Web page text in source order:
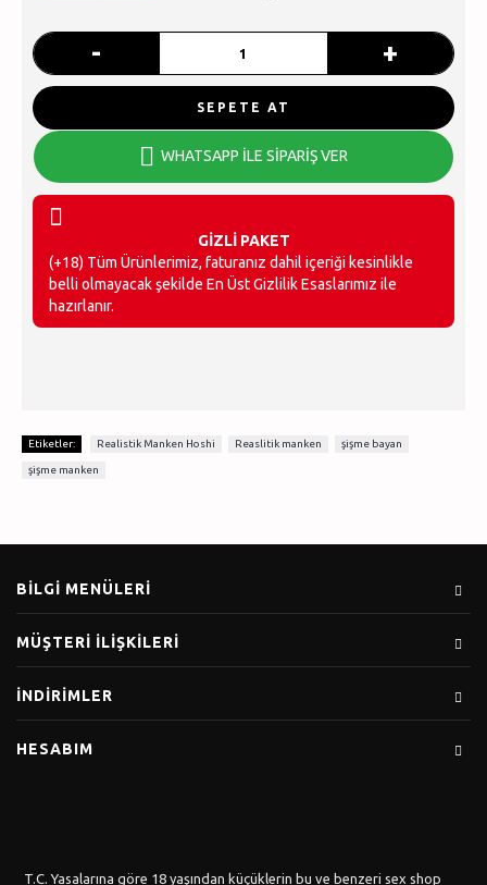
- +
SEPETE AT
WHATSAPP İLE SİPARİŞ VER
GİZLİ PAKET
(+18) Tüm Ürünlerimiz, faturanız dahil içeriği kesinlikle
belli olmayacak şekilde En Üst Gizlilik Esaslarımız ile
hazırlanır.
Etiketler: Realistik Manken Hoshi Reaslitik manken şişme bayan
şişme manken
BILGI MENÜLERI
MÜŞTERI İLIŞKILERI
İNDIRIMLER
HESABIM
T.C. Yasalarına göre 18 yaşından küçüklerin bu ve benzeri sex shop